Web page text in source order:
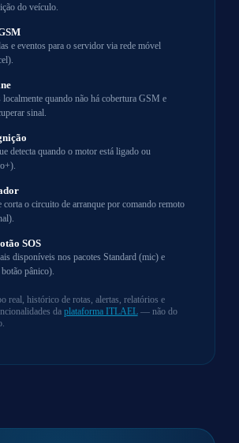
do veículo.
e eventos para o servidor via rede móvel
localmente quando não há cobertura GSM e
sinal.
detecta quando o motor está ligado ou
corta o circuito de arranque por comando remoto
SOS
disponíveis nos pacotes Standard (mic) e
pânico).
real, histórico de rotas, alertas, relatórios e
da plataforma ITLAEL— não do